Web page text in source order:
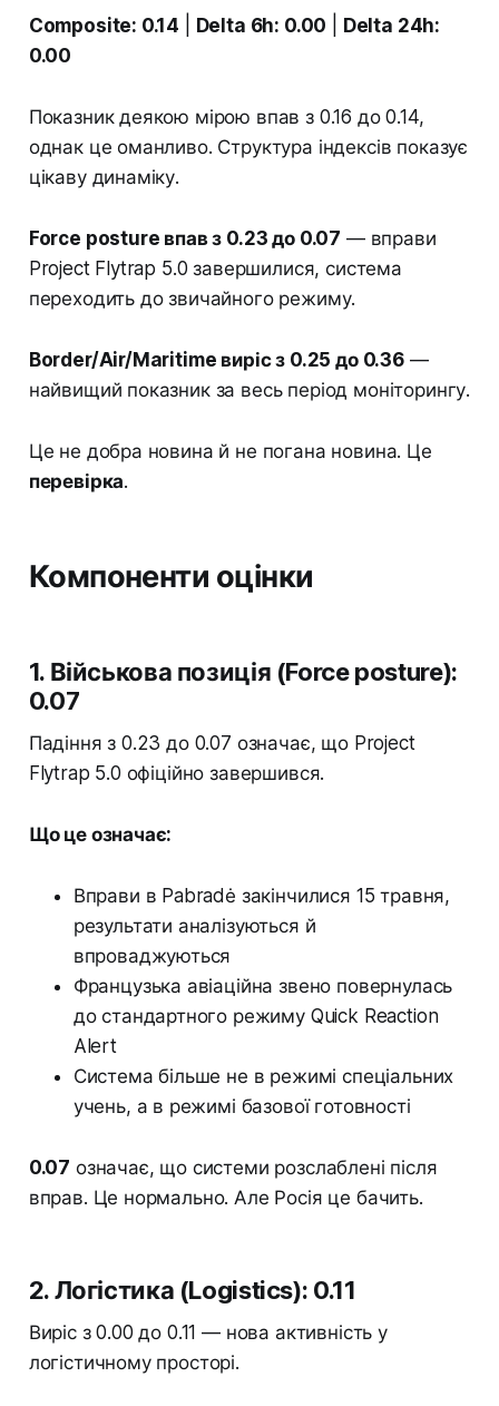
Composite: 0.14 Delta 6h: 0.00
Delta 24h:
0.00
Показник деякою мірою впав з 0.16 до 0.14,
однак це оманливо. Структура індексів показує
цікаву динаміку.
Force posture впав з 0.23 до 0.07 — вправи
Project Flytrap 5.0 завершилися, система
переходить до звичайного режиму.
Border/Air/Maritime виріс з 0.25 до 0.36—
найвищий показник за весь період моніторингу.
Це не добра новина й не погана новина. Це
перевірка.
Компоненти оцінки
1. Військова позиція (Force posture):
0.07
Падіння з 0.23 до 0.07 означає, що Project
Flytrap 5.0 офіційно завершився.
Що це означає:
Вправи в Pabradė закінчилися 15 травня,
результати аналізуються й
впроваджуються
Французька авіаційна звено повернулась
до стандартного режиму Quick Reaction
Alert
Система більше не в режимі спеціальних
учень, а в режимі базової готовності
0.07 означає, що системи розслаблені після
вправ. Це нормально. Але Росія це бачить.
2. Логістика (Logistics): 0.11
Виріс з 0.00 до 0.11 — нова активність у
логістичному просторі.